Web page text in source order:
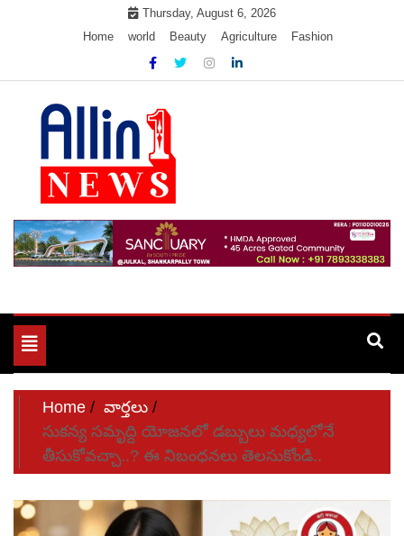
Thursday, August 6, 2026
Home
world Beauty Agriculture Fashion
Allin1news
Toggle
navigation
Home
వార్తలు
సుకన్య సమృద్ది యోజనలో డబ్బులు మధ్యలోనే
తీసుకోవచ్చా..? ఈ నిబంధనలు తెలసుకోండి..